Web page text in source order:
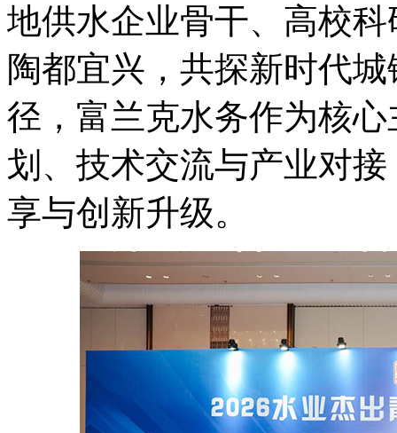
地供水企业骨干、高校
陶都宜兴，共探新时代
径，富兰克水务作为核
划、技术交流与产业对
享与创新升级。